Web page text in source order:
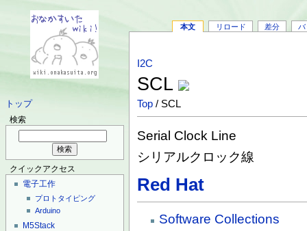
トップ
検索
クイックアクセス
電子工作
プロトタイピング
Arduino
M5Stack
本文 リロード 差分 バ
I2C
SCL
Top / SCL
Serial Clock Line
シリアルクロック線
Red Hat
Software Collections